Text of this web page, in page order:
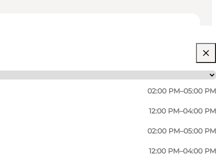
02:00 PM–05:00 PM
12:00 PM–04:00 PM
02:00 PM–05:00 PM
12:00 PM–04:00 PM